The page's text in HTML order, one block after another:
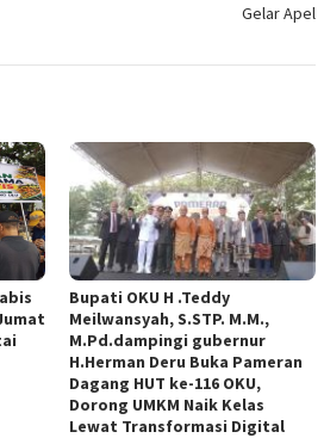
Gelar Apel
Bupati OKU H .Teddy
Meilwansyah, S.STP. M.M.,
M.Pd.dampingi gubernur
H.Herman Deru Buka Pameran
Dagang HUT ke-116 OKU,
Dorong UMKM Naik Kelas
Lewat Transformasi Digital